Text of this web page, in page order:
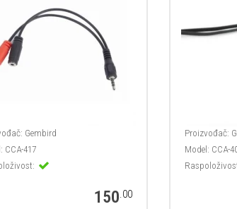
Gembird
CCA-417
150.00
Proizvođač:
Model: CCA-